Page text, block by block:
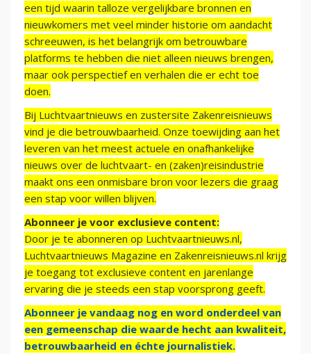
een tijd waarin talloze vergelijkbare bronnen en
nieuwkomers met veel minder historie om aandacht
schreeuwen, is het belangrijk om betrouwbare
platforms te hebben die niet alleen nieuws brengen,
maar ook perspectief en verhalen die er echt toe
doen.
Bij Luchtvaartnieuws en zustersite Zakenreisnieuws
vind je die betrouwbaarheid. Onze toewijding aan het
leveren van het meest actuele en onafhankelijke
nieuws over de luchtvaart- en (zaken)reisindustrie
maakt ons een onmisbare bron voor lezers die graag
een stap voor willen blijven.
Abonneer je voor exclusieve content:
Door je te abonneren op Luchtvaartnieuws.nl,
Luchtvaartnieuws Magazine en Zakenreisnieuws.nl krijg
je toegang tot exclusieve content en jarenlange
ervaring die je steeds een stap voorsprong geeft.
Abonneer je vandaag nog en word onderdeel van
een gemeenschap die waarde hecht aan kwaliteit,
betrouwbaarheid en échte journalistiek.